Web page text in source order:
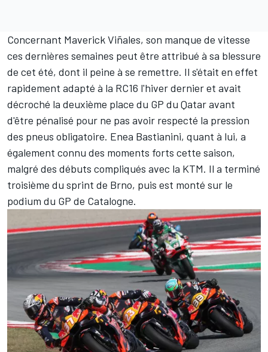
Concernant Maverick Viñales, son manque de vitesse
ces dernières semaines peut être attribué à sa blessure
de cet été, dont il peine à se remettre. Il s'était en effet
rapidement adapté à la RC16 l'hiver dernier et avait
décroché la deuxième place du GP du Qatar avant
d'être pénalisé pour ne pas avoir respecté la pression
des pneus obligatoire. Enea Bastianini, quant à lui, a
également connu des moments forts cette saison,
malgré des débuts compliqués avec la KTM. Il a terminé
troisième du sprint de Brno, puis est monté sur le
podium du GP de Catalogne.